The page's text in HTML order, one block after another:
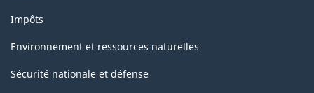
Impôts
Environnement et ressources naturelles
Sécurité nationale et défense